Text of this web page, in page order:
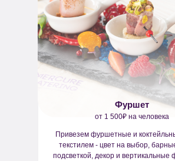
Фуршет
от 1 500₽ на человека
Привезем фуршетные и
текстилем - цвет на выбор,
подсветкой, декор и